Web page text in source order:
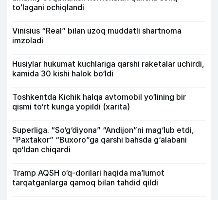
toʻlagani ochiqlandi
Vinisius “Real” bilan uzoq muddatli shartnoma
imzoladi
Husiylar hukumat kuchlariga qarshi raketalar uchirdi,
kamida 30 kishi halok bo‘ldi
Toshkentda Kichik halqa avtomobil yo‘lining bir
qismi to‘rt kunga yopildi (xarita)
Superliga. “So‘g‘diyona” “Andijon”ni mag‘lub etdi,
“Paxtakor” “Buxoro”ga qarshi bahsda g‘alabani
qo‘ldan chiqardi
Tramp AQSH o‘q-dorilari haqida ma’lumot
tarqatganlarga qamoq bilan tahdid qildi